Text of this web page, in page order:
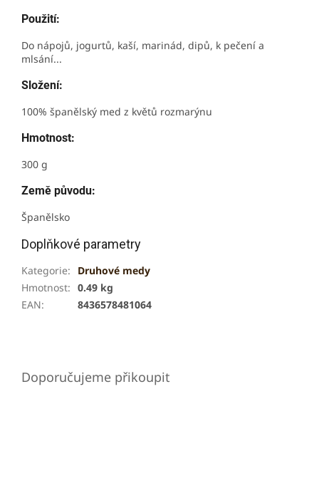
Použití:
Do nápojů, jogurtů, kaší, marinád, dipů, k pečení a
mlsání...
Složení:
100% španělský med z květů rozmarýnu
Hmotnost:
300 g
Země původu:
Španělsko
Doplňkové parametry
Kategorie:
Druhové medy
Hmotnost: 0.49 kg
EAN: 8436578481064